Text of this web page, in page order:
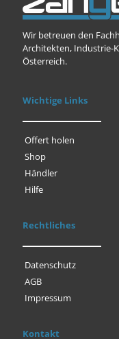
Wir betreuen den
Architekten, Industrie-
Österreich.
Wichtige Links
Offert holen
Shop
Händler
Hilfe
Rechtliches
Datenschutz
AGB
Impressum
Kontakt